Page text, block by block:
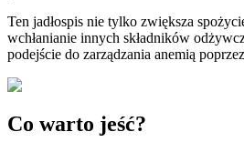
Ten jadłospis nie tylko zwiększa
wchłanianie innych składników
podejście do zarządzania anemią
Co warto jeść?